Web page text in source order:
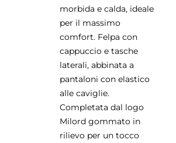
morbida e calda, ideale
per il massimo
comfort. Felpa con
cappuccio e tasche
laterali, abbinata a
pantaloni con elastico
alle caviglie.
Completata dal logo
Milord gommato in
rilievo per un tocco